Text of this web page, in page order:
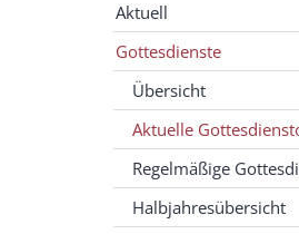
Aktuell
Gottesdienste
Übersicht
Aktuelle
Regelmäßige
Halbjahresübersicht